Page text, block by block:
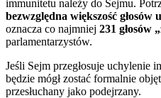
immunitetu należy do Sejmu.
bezwzględna większość głosów
oznacza co najmniej 231 głosów
parlamentarzystów.
Jeśli Sejm przegłosuje uchylenie
będzie mógł zostać formalnie
przesłuchany jako podejrzany.